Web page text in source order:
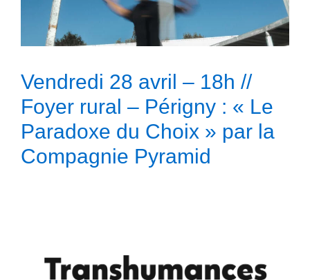
Vendredi 28 avril – 18h //
Foyer rural – Périgny : « Le
Paradoxe du Choix » par la
Compagnie Pyramid